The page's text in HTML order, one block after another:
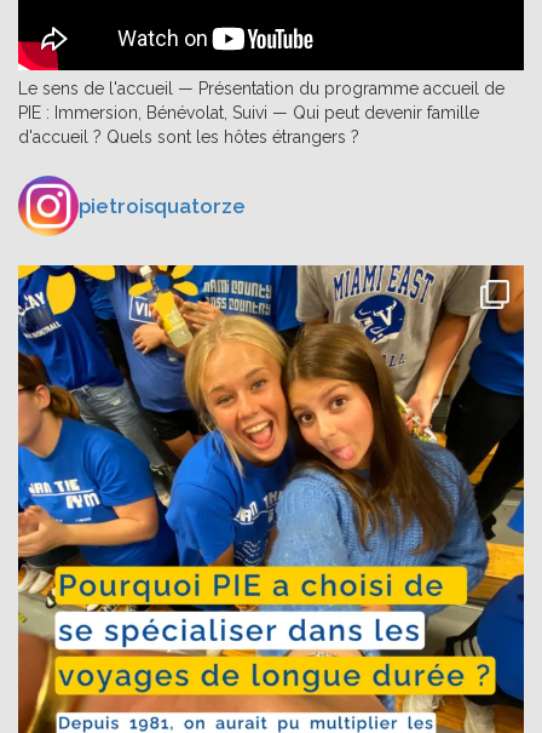
Le sens de l'accueil — Présentation du programme accueil de
PIE : Immersion, Bénévolat, Suivi — Qui peut devenir famille
d'accueil ? Quels sont les hôtes étrangers ?
pietroisquatorze